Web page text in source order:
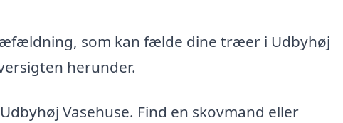
som kan fælde dine træer i Udbyhøj
herunder.
Vasehuse. Find en skovmand eller